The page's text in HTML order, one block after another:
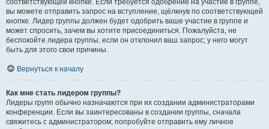
соответствующей кнопке. Если требуется одобрение на участие в группе,
вы можете отправить запрос на вступление, щёлкнув по соответствующей
кнопке. Лидер группы должен будет одобрить ваше участие в группе и
может спросить, зачем вы хотите присоединиться. Пожалуйста, не
беспокойте лидера группы, если он отклонил ваш запрос; у него могут
быть для этого свои причины.
Вернуться к началу
Как мне стать лидером группы?
Лидеры групп обычно назначаются при их создании администраторами
конференции. Если вы заинтересованы в создании группы, сначала
свяжитесь с администратором; попробуйте отправить ему личное